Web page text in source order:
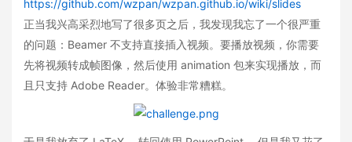
https://github.com/wzpan/wzpan.github.io/wiki/slides
正当我兴高采烈地写了很多页之后，我发现我忘了一个很严重
的问题：Beamer 不支持直接插入视频。要播放视频，你需要
先将视频转成帧图像，然后使用 animation 包来实现播放，而
且只支持 Adobe Reader。体验非常糟糕。